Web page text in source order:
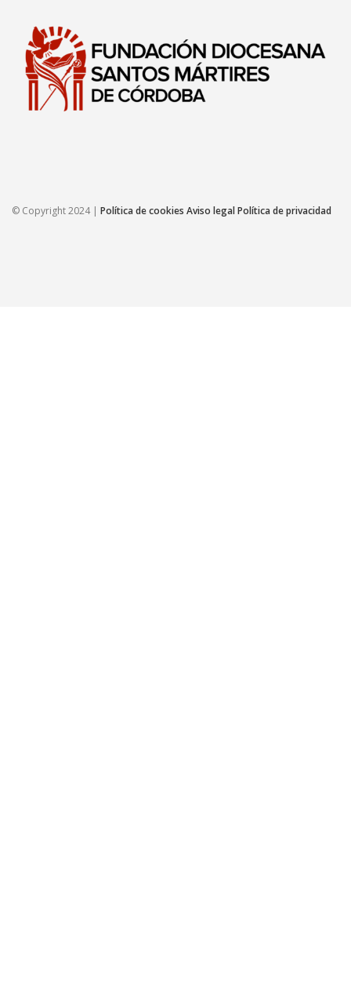
© Copyright 2024 | Política de cookies Aviso legalPolítica de privacidad